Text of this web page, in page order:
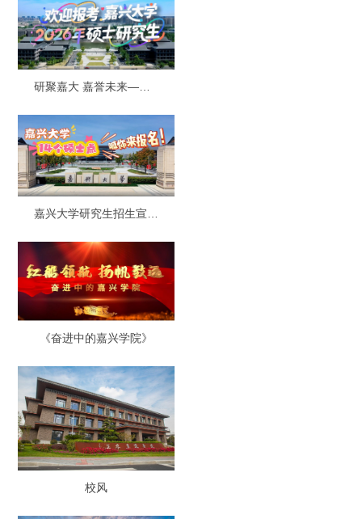
研聚嘉大 嘉誉未来——欢迎报考嘉兴大学2026年硕士研究生！
嘉兴大学研究生招生宣传短视频
《奋进中的嘉兴学院》
校风